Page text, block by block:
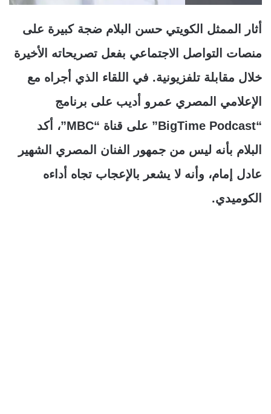
أثار الممثل الكويتي حسن البلام ضجة كبيرة على
منصات التواصل الاجتماعي بفعل تصريحاته الأخيرة
خلال مقابلة تلفزيونية. في اللقاء الذي أجراه مع
الإعلامي المصري عمرو أديب على برنامج
“BigTime Podcast” على قناة “MBC”، أكد
البلام بأنه ليس من جمهور الفنان المصري الشهير
عادل إمام، وأنه لا يشعر بالإعجاب تجاه أداءه
الكوميدي.